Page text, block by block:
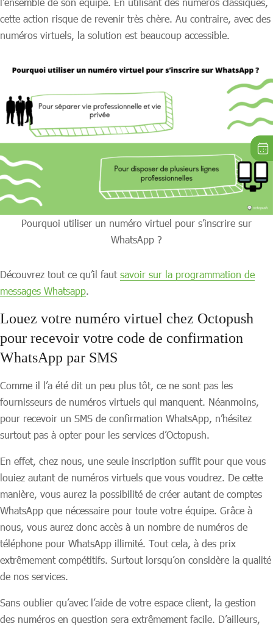
cette action risque de revenir très chère. Au contraire, avec des
numéros virtuels, la solution est beaucoup accessible.
Pourquoi utiliser un numéro virtuel pour s’inscrire sur
WhatsApp ?
Découvrez tout ce qu’il faut savoir sur la programmation de
messages Whatsapp.
Louez votre numéro virtuel chez Octopush
pour recevoir votre code de confirmation
WhatsApp par SMS
Comme il l’a été dit un peu plus tôt, ce ne sont pas les
fournisseurs de numéros virtuels qui manquent. Néanmoins,
pour recevoir un SMS de confirmation WhatsApp, n’hésitez
surtout pas à opter pour les services d’Octopush.
En effet, chez nous, une seule inscription suffit pour que vous
louiez autant de numéros virtuels que vous voudrez. De cette
manière, vous aurez la possibilité de créer autant de comptes
WhatsApp que nécessaire pour toute votre équipe. Grâce à
nous, vous aurez donc accès à un nombre de numéros de
téléphone pour WhatsApp illimité. Tout cela, à des prix
extrêmement compétitifs. Surtout lorsqu’on considère la qualité
de nos services.
Sans oublier qu’avec l’aide de votre espace client, la gestion
des numéros en question sera extrêmement facile. D’ailleurs,